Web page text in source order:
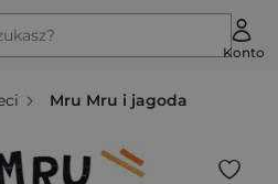
Konto
Mru Mru i jagoda